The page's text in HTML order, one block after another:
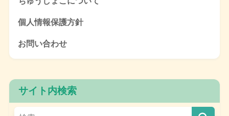
個人情報保護方針
お問い合わせ
サイト内検索